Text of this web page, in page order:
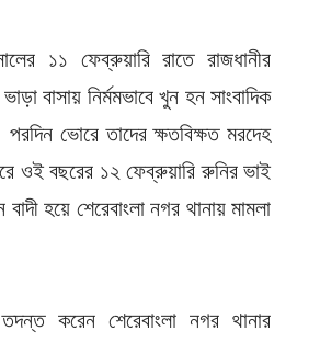
১১ ফেব্রুয়ারি রাতে রাজধানীর
বাসায় নির্মমভাবে খুন হন সাংবাদিক
ভোরে তাদের ক্ষতবিক্ষত মরদেহ
ওই বছরের ১২ ফেব্রুয়ারি রুনির ভাই
হয়ে শেরেবাংলা নগর থানায় মামলা
করেন শেরেবাংলা নগর থানার